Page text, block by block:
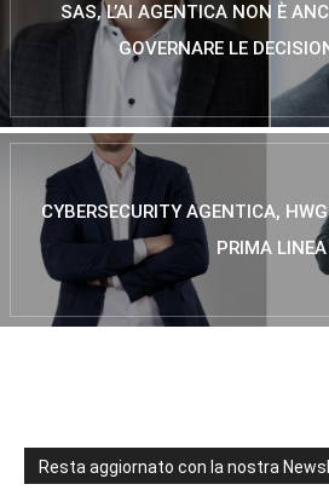
SAS, L’AI AGENTICA NON È
GOVERNARE LE
CYBERSECURITY AGENTICA,
PRIMA LINEA
Resta aggiornato con la nostra